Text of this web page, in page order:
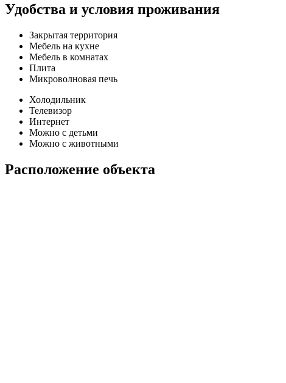
Удобства и условия проживания
Закрытая территория
Мебель на кухне
Мебель в комнатах
Плита
Микроволновая печь
Холодильник
Телевизор
Интернет
Можно с детьми
Можно с животными
Расположение объекта